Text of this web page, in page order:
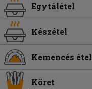
Egytálétel
Készétel
Kemencés étel
Köret